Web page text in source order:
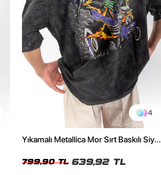
4
Yıkamalı Metallica Mor Sırt Baskılı Siyah
799,90 TL 639,92 TL